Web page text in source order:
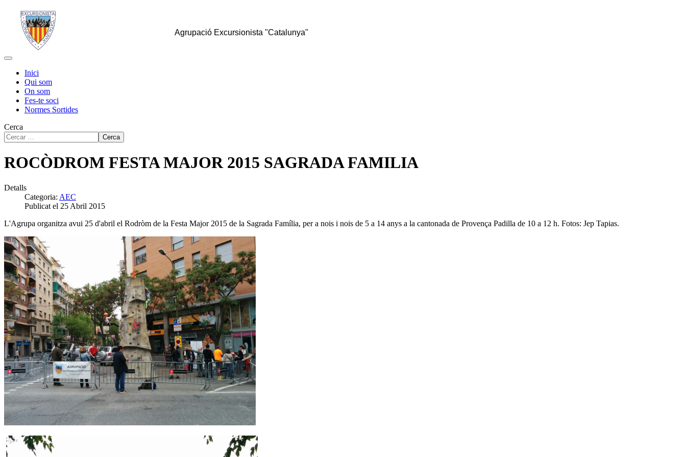
Agrupació Excursionista "Catalunya"
Inici
Qui som
On som
Fes-te soci
Normes Sortides
Cerca
Cerca
ROCÒDROM FESTA MAJOR 2015 SAGRADA FAMILIA
Detalls
Categoria: AEC
Publicat el 25 Abril 2015
L'Agrupa organitza avui 25 d'abril el Rodròm de la Festa Major 2015 de la Sagrada Família, per a nois i nois de 5 a 14 anys a la cantonada de Provença Padilla de 10 a 12 h. Fotos: Jep Tapias.